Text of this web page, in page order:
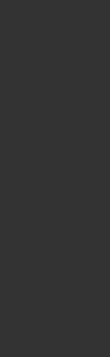
in den